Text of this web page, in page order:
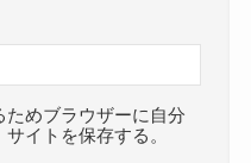
めブラウザーに自分
イトを保存する。